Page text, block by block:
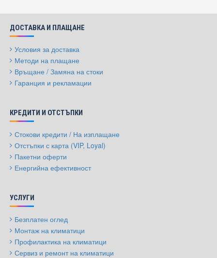
ДОСТАВКА И ПЛАЩАНЕ
Условия за доставка
Методи на плащане
Връщане / Замяна на стоки
Гаранция и рекламации
КРЕДИТИ И ОТСТЪПКИ
Стокови кредити / На изплащане
Отстъпки с карта (VIP, Loyal)
Пакетни оферти
Енергийна ефективност
УСЛУГИ
Безплатен оглед
Монтаж на климатици
Профилактика на климатици
Сервиз и ремонт на климатици